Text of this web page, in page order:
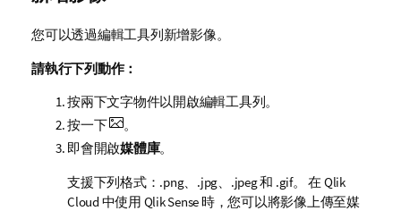
您可以透過編輯工具列新增影像。
請執行下列動作：
按兩下文字物件以開啟編輯工具列。
按一下
。
即會開啟媒體庫。
支援下列格式：.png、.jpg、.jpeg和 .gif。在 Qlik
Cloud 中使用 Qlik Sense時，您可以將影像上傳至媒